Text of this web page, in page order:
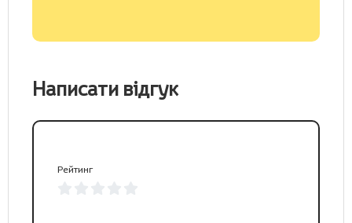
Написати відгук
Рейтинг